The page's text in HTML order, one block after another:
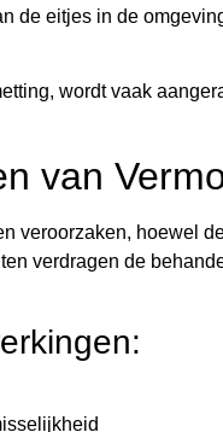
de eitjes in de
wordt vaak
van
veroorzaken, hoewel
verdragen de